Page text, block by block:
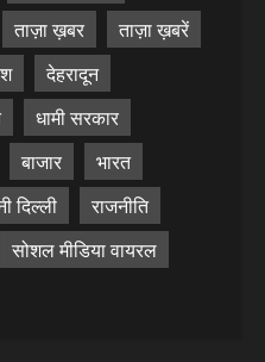
ताज़ा ख़बर
ताज़ा ख़बरें
देहरादून
धामी सरकार
बाजार
भारत
दिल्ली
राजनीति
सोशल मीडिया वायरल